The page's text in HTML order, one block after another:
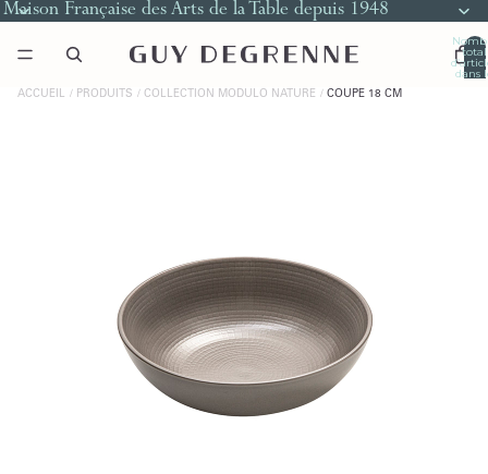
Maison Française des Arts de la Table depuis 1948
total
dans
ACCUEIL PRODUITS COLLECTION MODULO NATURE COUPE 18 CM